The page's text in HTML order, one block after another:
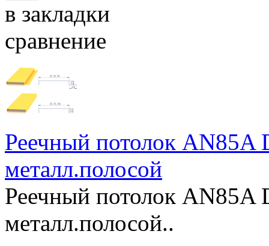
в закладки
сравнение
Реечный потолок AN85A
металл.полосой
Реечный потолок AN85A
металл.полосой..